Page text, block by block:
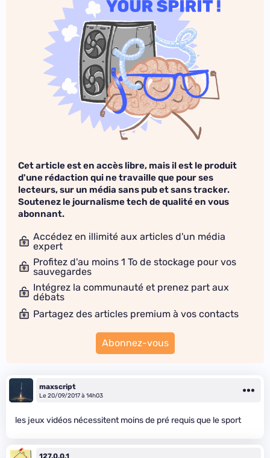
Cet article est en accès libre, mais il est le produit
d'une rédaction qui ne travaille que pour ses
lecteurs, sur un média sans pub et sans tracker.
Soutenez le journalisme tech de qualité en vous
abonnant.
Accédez en illimité aux articles d'un média
expert
Profitez d'au moins 1 To de stockage pour vos
sauvegardes
Intégrez la communauté et prenez part aux
débats
Partagez des articles premium à vos contacts
Abonnez-vous
maxscript
Le 20/09/2017 à 14h03
les jeux vidéos nécessitent moins de pré requis que le sport
127.0.0.1